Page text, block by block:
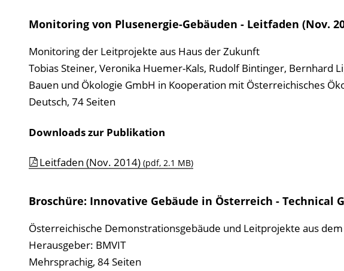
Monitoring von Plusenergie-Gebäuden - Leitfaden (Nov.
Monitoring der Leitprojekte aus Haus der Zukunft
Tobias Steiner, Veronika Huemer-Kals, Rudolf Bintinger, Bernhard
Bauen und Ökologie GmbH in Kooperation mit Österreichisches
Deutsch, 74 Seiten
Downloads zur Publikation
Leitfaden (Nov. 2014)(pdf, 2.1 MB)
Broschüre: Innovative Gebäude in Österreich - Technical
Österreichische Demonstrationsgebäude und Leitprojekte aus
Herausgeber: BMVIT
Mehrsprachig, 84 Seiten